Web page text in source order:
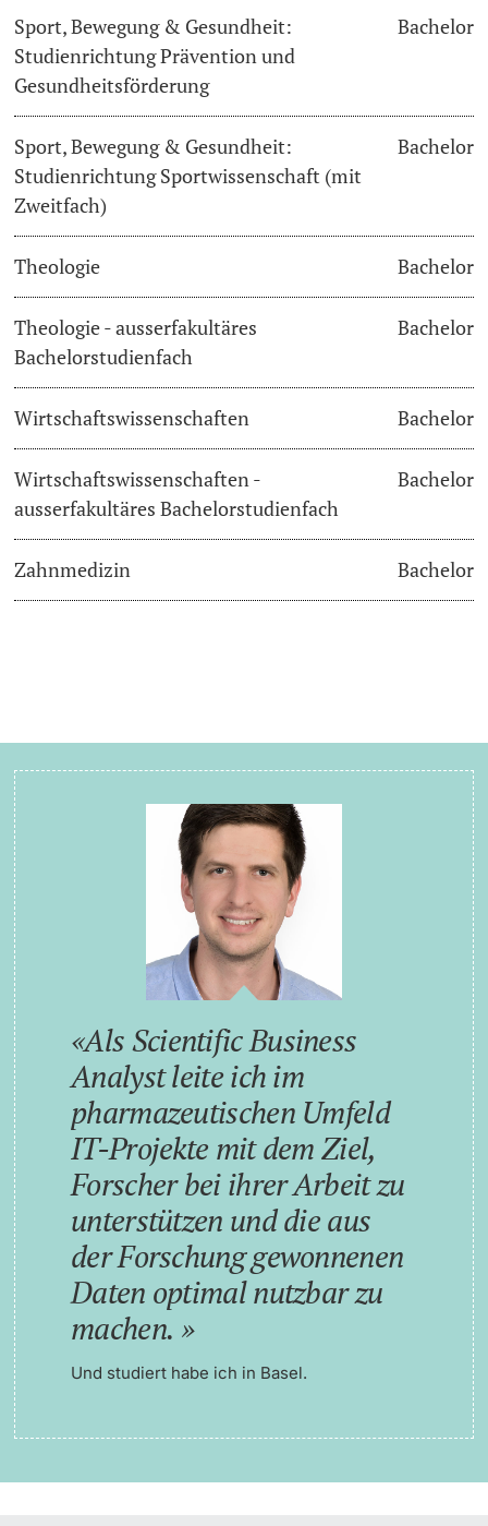
Sport, Bewegung & Gesundheit:
Studienrichtung Prävention und
Gesundheitsförderung
Bachelor
Sport, Bewegung & Gesundheit:
Studienrichtung Sportwissenschaft (mit
Zweitfach)
Bachelor
Theologie Bachelor
Theologie - ausserfakultäres
Bachelorstudienfach
Bachelor
Wirtschaftswissenschaften Bachelor
Wirtschaftswissenschaften -
ausserfakultäres Bachelorstudienfach
Bachelor
Zahnmedizin Bachelor
Als Scientific Business
Analyst leite ich im
pharmazeutischen Umfeld
IT-Projekte mit dem Ziel,
Forscher bei ihrer Arbeit zu
unterstützen und die aus
der Forschung gewonnenen
Daten optimal nutzbar zu
machen.
Und studiert habe ich in Basel.